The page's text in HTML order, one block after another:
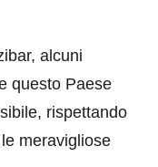
alcuni
questo Paese
rispettando
meravigliose